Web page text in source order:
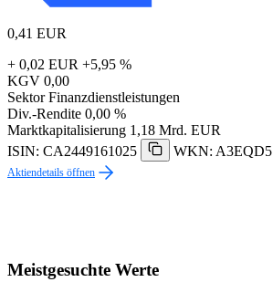
0,41 EUR
+ 0,02 EUR +5,95 %
KGV 0,00
Sektor Finanzdienstleistungen
Div.-Rendite 0,00 %
Marktkapitalisierung 1,18 Mrd. EUR
ISIN: CA2449161025
WKN: A3EQD5
Aktiendetails öffnen
Meistgesuchte Werte